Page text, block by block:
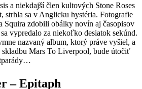
a niekdajší člen kultových Stone Roses
strhla sa v Anglicku hystéria. Fotografie
Squira zdobili obálky novín aj časopisov
vypredalo za niekoľko desiatok sekúnd.
nazvaný album, ktorý práve vyšiel, a
skladbu Mars To Liverpool, bude útočiť
– Epitaph